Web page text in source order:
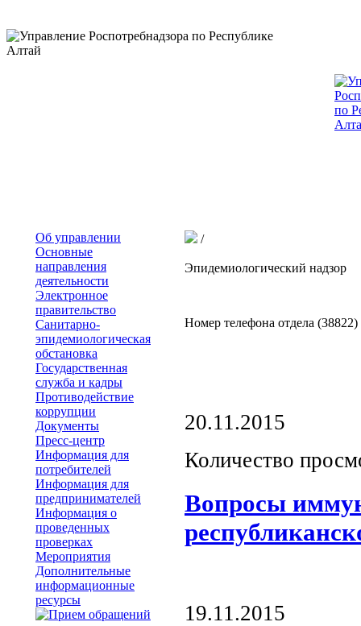
Об управлении
Основные
направления
деятельности
Электронное
правительство
Санитарно-
эпидемиологическая
обстановка
Государственная
служба и кадры
Противодействие
коррупции
Документы
Пресс-центр
Информация для
потребителей
Информация для
предпринимателей
Информация о
проведенных
проверках
Мероприятия
Дополнительные
информационные
ресурсы
/
Эпидемиологический надзор
Номер телефона отдела (38822)
20.11.2015
Количество
Вопросы
19.11.2015